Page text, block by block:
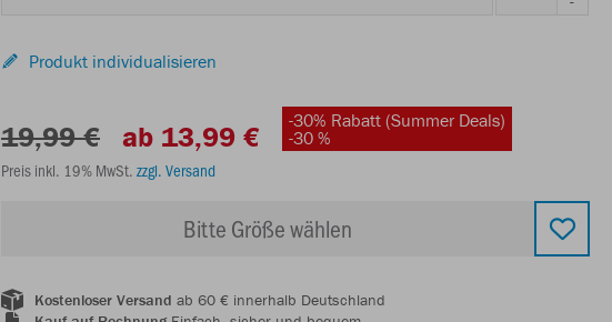
Produkt individualisieren
19,99 € ab 13,99 €
-30% Rabatt (Summer Deals)
-30 %
Preis inkl. 19% MwSt. zzgl. Versand
Bitte Größe wählen
Kostenloser Versand ab 60 € innerhalb Deutschland